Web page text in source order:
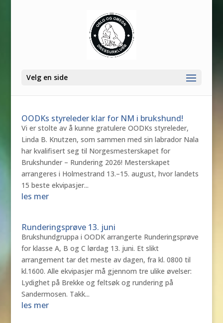
Velg en side
OODKs styreleder klar for NM i brukshund!
Vi er stolte av å kunne gratulere OODKs styreleder,
Linda B. Knutzen, som sammen med sin labrador Nala
har kvalifisert seg til Norgesmesterskapet for
Brukshunder – Rundering 2026! Mesterskapet
arrangeres i Holmestrand 13.–15. august, hvor landets
15 beste ekvipasjer...
les mer
Runderingsprøve 13. juni
Brukshundgruppa i OODK arrangerte Runderingsprøve
for klasse A, B og C lørdag 13. juni. Et slikt
arrangement tar det meste av dagen, fra kl. 0800 til
kl.1600. Alle ekvipasjer må gjennom tre ulike øvelser:
Lydighet på Brekke og feltsøk og rundering på
Sandermosen. Takk...
les mer